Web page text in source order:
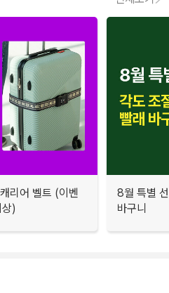
리어 벨트 (이벤
)
8월 특별
바구니